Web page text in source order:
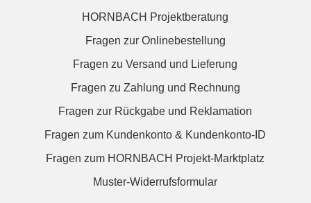
HORNBACH Projektberatung
Fragen zur Onlinebestellung
Fragen zu Versand und Lieferung
Fragen zu Zahlung und Rechnung
Fragen zur Rückgabe und Reklamation
Fragen zum Kundenkonto & Kundenkonto-ID
Fragen zum HORNBACH Projekt-Marktplatz
Muster-Widerrufsformular